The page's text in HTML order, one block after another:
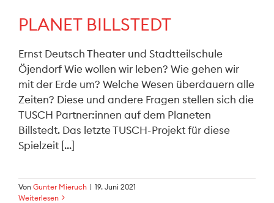
PLANET BILLSTEDT
Ernst Deutsch Theater und Stadtteilschule
Öjendorf Wie wollen wir leben? Wie gehen wir
mit der Erde um? Welche Wesen überdauern alle
Zeiten? Diese und andere Fragen stellen sich die
TUSCH Partner:innen auf dem Planeten
Billstedt. Das letzte TUSCH-Projekt für diese
Spielzeit [...]
Von Gunter Mieruch | 19. Juni 2021
Weiterlesen